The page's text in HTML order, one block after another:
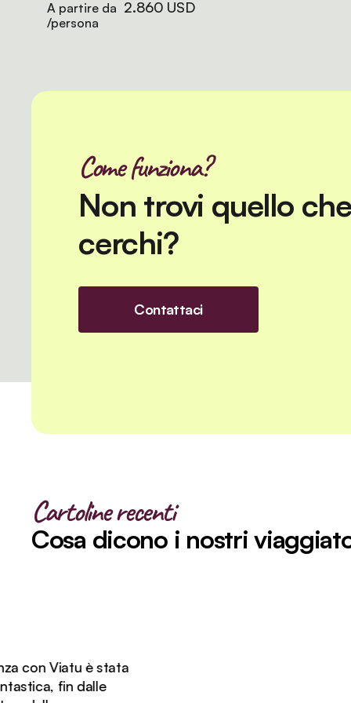
A partire da 2.860 USD
/persona
Come funziona?
Non trovi quello che
cerchi?
Contattaci
Cartoline recenti
Cosa dicono i nostri
Viatu è stata
fin dalle